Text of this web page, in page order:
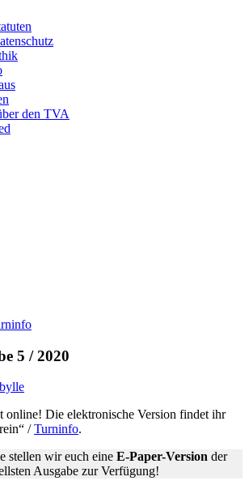
den TVA
5 / 2020
online! Die elektronische Version findet ihr
/Turninfo.
stellen wir euch eine E-Paper-Version der
Ausgabe zur Verfügung!